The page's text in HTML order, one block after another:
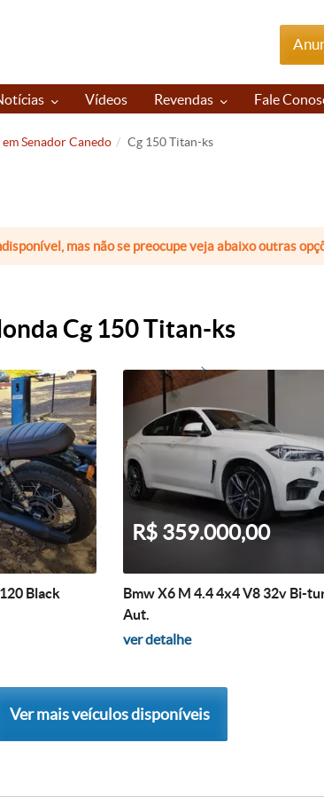
Vídeos Revendas Fale
Senador Canedo Cg 150 Titan-ks
mas não se preocupe veja abaixo outras
Cg 150 Titan-ks
Black
R$ 359.000,00
Bmw X6 M 4.4 4x4 V8 32v Bi-
Aut.
ver detalhe
Ver mais veículos disponíveis